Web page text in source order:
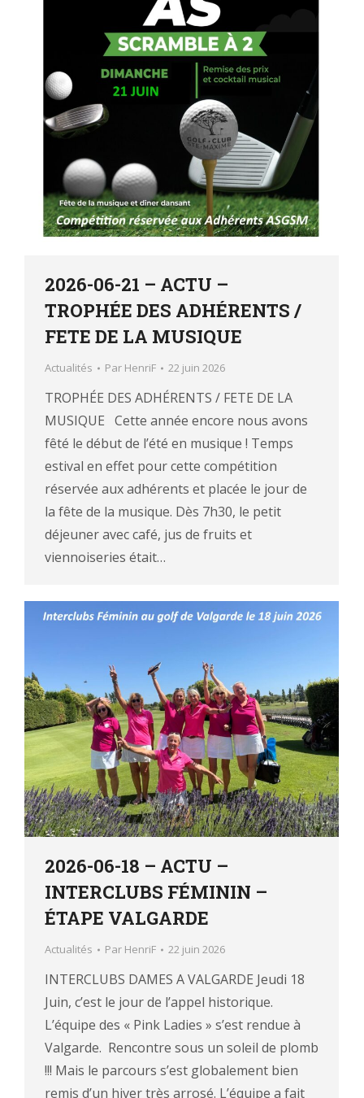
2026-06-21 – ACTU –
TROPHÉE DES ADHÉRENTS /
FETE DE LA MUSIQUE
Actualités Par HenriF 22 juin 2026
TROPHÉE DES ADHÉRENTS / FETE DE LA
MUSIQUE Cette année encore nous avons
fêté le début de l’été en musique ! Temps
estival en effet pour cette compétition
réservée aux adhérents et placée le jour de
la fête de la musique. Dès 7h30, le petit
déjeuner avec café, jus de fruits et
viennoiseries était…
2026-06-18 – ACTU –
INTERCLUBS FÉMININ –
ÉTAPE VALGARDE
Actualités Par HenriF 22 juin 2026
INTERCLUBS DAMES A VALGARDE Jeudi 18
Juin, c’est le jour de l’appel historique.
L’équipe des « Pink Ladies » s’est rendue à
Valgarde. Rencontre sous un soleil de plomb
!!! Mais le parcours s’est globalement bien
remis d’un hiver très arrosé. L’équipe a fait